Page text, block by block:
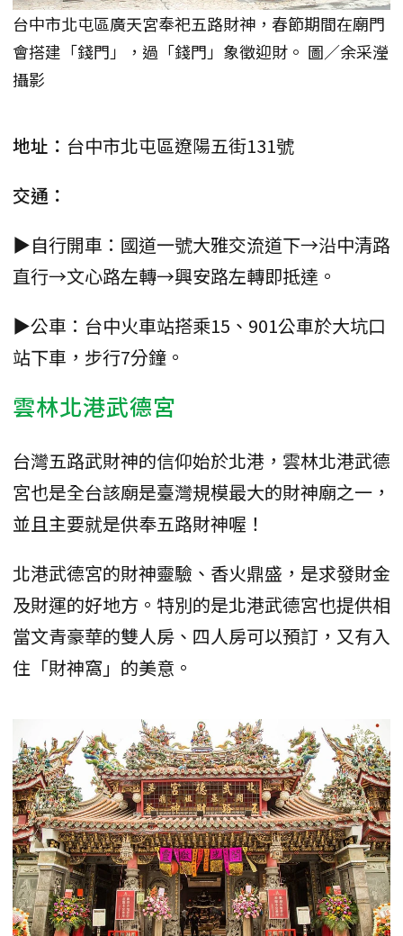
台中市北屯區廣天宮奉祀五路財神，春節期間在廟門
會搭建「錢門」，過「錢門」象徵迎財。 圖／余采瀅
攝影
地址： 台中市北屯區遼陽五街131號
交通：
▶自行開車：國道一號大雅交流道下→沿中清路
直行→文心路左轉→興安路左轉即抵達。
▶公車：台中火車站搭乘15、901公車於大坑口
站下車，步行7分鐘。
雲林北港武德宮
台灣五路武財神的信仰始於北港，雲林北港武德
宮也是全台該廟是臺灣規模最大的財神廟之一，
並且主要就是供奉五路財神喔！
北港武德宮的財神靈驗、香火鼎盛，是求發財金
及財運的好地方。特別的是北港武德宮也提供相
當文青豪華的雙人房、四人房可以預訂，又有入
住「財神窩」的美意。